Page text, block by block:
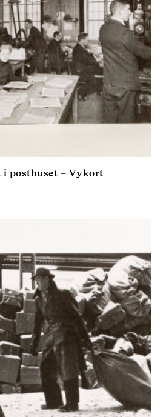
posthuset – Vykort